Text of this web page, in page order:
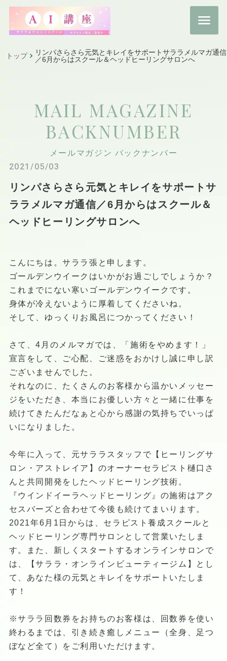
トップ
リンパさらさら元気とキレイをサポートサララメルマガ通信
／6月からはスクール＆ヘッドヒーリングサロンへ
MAIL MAGAZINE
BACKNUMBER
メールマガジン バックナンバー
2021/05/03
リンパさらさら元気とキレイをサポートサ
ララメルマガ通信／6月からはスクール＆
ヘッドヒーリングサロンへ
こんにちは。サララ張と申します。
ゴールデンウイークはいかがお過ごしでしょうか？
これまでにない寒いゴールデンウイークです。
身体が冷えないように厚着してくださいね。
そして、ゆっくりお風呂につかってください！
さて、4月のメルマガでは、「施術をやめます！」
宣言をして、ご心配、ご迷惑をおかけし誠に申し訳
ございませんでした。
それなのに、たくさんのお客様から温かいメッセー
ジをいただき、本当にお優しい方々と一緒に仕事を
続けてきたんだなぁと心から感謝の気持ちでいっぱ
いになりました。
今年に入って、元サララスタッフで【ヒーリングサ
ロン・アストレイア】のオーナーセラピスト樋口さ
んと共同開発をしたヘッドヒーリング技術。
『ウインドイーラヘッドヒーリング』の施術はアク
セスバーズと合わせて今後も続けてまいります。
2021年6月1日からは、セラピスト養成スクールと
ヘッドヒーリング専門サロンとして営業いたしま
す。また、新しくスタートするオンラインサロンで
は、【サララ・オンラインビューティージム】とし
て、あなた様の元気とキレイをサポートいたしま
す！
※サララ回数券をお持ちのお客様は、回数券を使い
終わるまでは、引き続き癒しメニュー（全身、足つ
ぼなど全て）をご利用いただけます。